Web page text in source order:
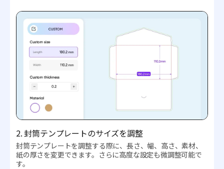
2. 封筒テンプレートのサイズを調整
封筒テンプレートを調整する際に、長さ、幅、高さ、素材、
紙の厚さを変更できます。さらに高度な設定も微調整可能で
す。